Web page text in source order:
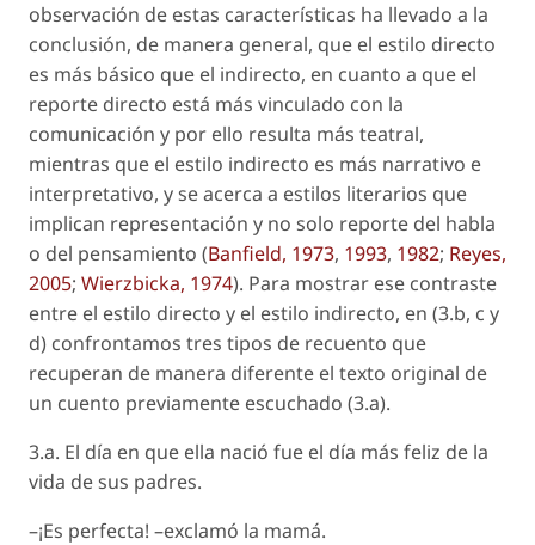
observación de estas características ha llevado a la
conclusión, de manera general, que el estilo directo
es más básico que el indirecto, en cuanto a que el
reporte directo está más vinculado con la
comunicación y por ello resulta más teatral,
mientras que el estilo indirecto es más narrativo e
interpretativo, y se acerca a estilos literarios que
implican representación y no solo reporte del habla
o del pensamiento (Banfield, 1973, 1993, 1982; Reyes,
2005; Wierzbicka, 1974). Para mostrar ese contraste
entre el estilo directo y el estilo indirecto, en (3.b, c y
d) confrontamos tres tipos de recuento que
recuperan de manera diferente el texto original de
un cuento previamente escuchado (3.a).
3.a. El día en que ella nació fue el día más feliz de la
vida de sus padres.
–¡Es perfecta! –exclamó la mamá.